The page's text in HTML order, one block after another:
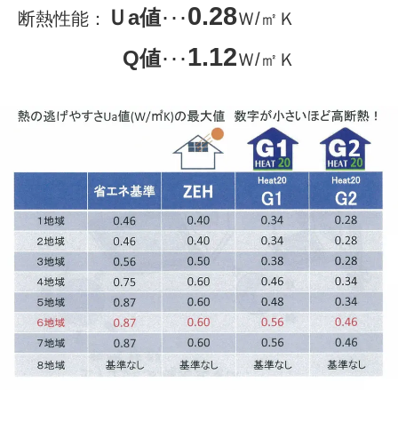
断熱性能：
Ｕa値･･･0.28Ｗ/㎡Ｋ
Q値･･･1.12Ｗ/㎡Ｋ